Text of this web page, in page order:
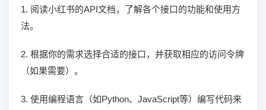
1. 阅读小红书的API文档，了解各个接口的功能和使用方
法。
2. 根据你的需求选择合适的接口，并获取相应的访问令牌
（如果需要）。
3. 使用编程语言（如Python、JavaScript等）编写代码来